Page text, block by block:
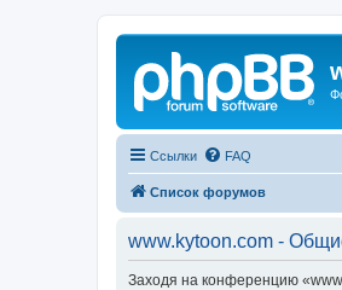
Ссылки FAQ
Список форумов
www.kytoon.com -
Заходя на конференцию